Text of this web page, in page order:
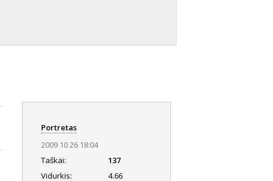
Portretas
2009 10 26 18:04
Taškai:
137
Vidurkis:
4.66